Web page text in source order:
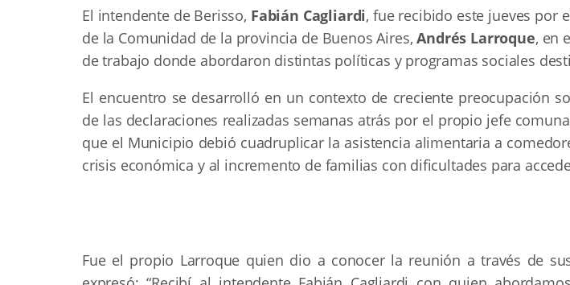
El intendente de Berisso, Fabián Cagliardi, fue recibido este jueves por
de la Comunidad de la provincia de Buenos Aires,Andrés Larroque, en
de trabajo donde abordaron distintas políticas y programas sociales
El encuentro se desarrolló en un contexto de creciente preocupación
de las declaraciones realizadas semanas atrás por el propio jefe
que el Municipio debió cuadruplicar la asistencia alimentaria a
crisis económica y al incremento de familias con dificultades para
Fue el propio Larroque quien dio a conocer la reunión a través de